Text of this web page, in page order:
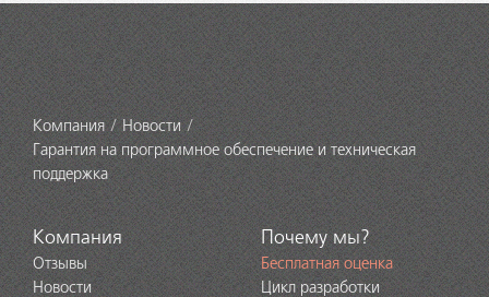
Компания
Новости
Гарантия на программное обеспечение и техническая
поддержка
Компания
Отзывы
Новости
Почему мы?
Бесплатная оценка
Цикл разработки